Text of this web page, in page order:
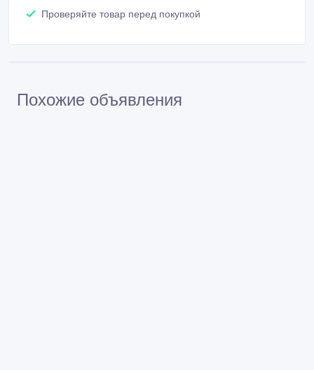
Проверяйте товар перед покупкой
Похожие объявления